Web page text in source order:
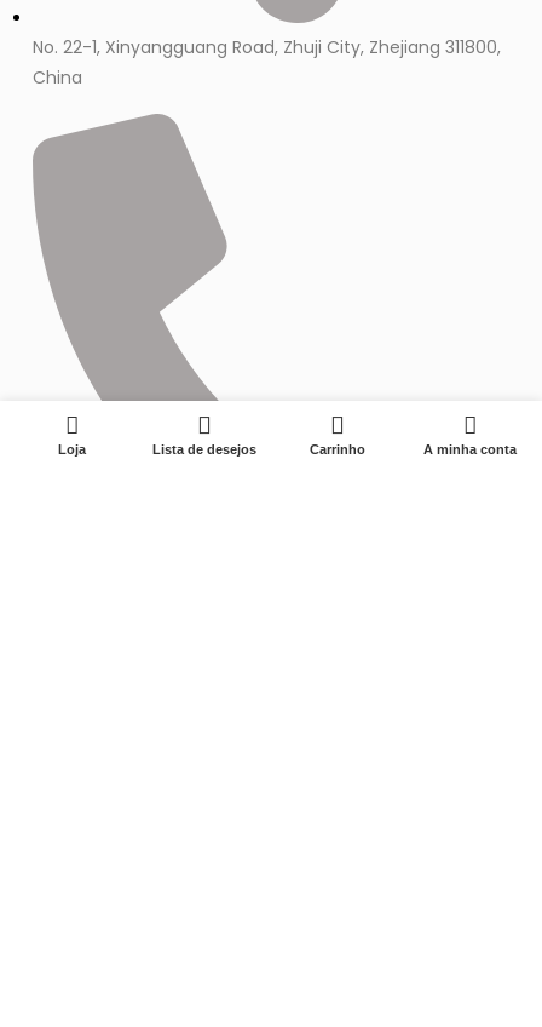
No. 22-1, Xinyangguang Road, Zhuji City, Zhejiang 311800,
China
Loja Lista de desejos Carrinho A minha conta